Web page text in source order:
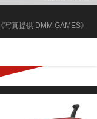
《写真提供 DMM GAMES》